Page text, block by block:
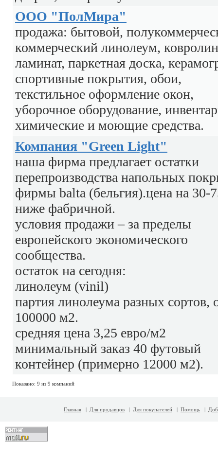
ООО "ПолМира"
продажа: бытовой,
коммерческий линолеум,
ламинат, паркетная доска,
спортивные покрытия, обои,
текстильное оформление окон,
уборочное оборудование,
химические и моющие средства.
Компания "Green Light"
наша фирма предлагает остатки
перепроизводства напольных
фирмы balta (бельгия).цена на 30-
ниже фабричной.
условия продажи – за пределы
европейского экономического
сообщества.
остаток на сегодня:
линолеум (vinil)
партия линолеума разных сортов,
100000 м2.
средняя цена 3,25 евро/м2
минимальный заказ 40 футовый
контейнер (примерно 12000 м2).
Показано: 9 из 9 компаний
Главная | Для продавцов | Для покупателей | Помощь |